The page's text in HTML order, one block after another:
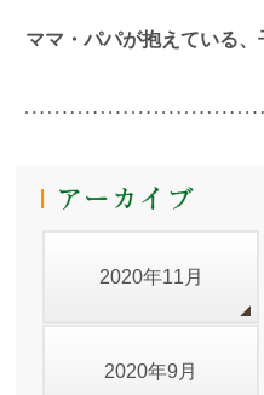
ママ・パパが抱えている、
2020年11月
2020年9月